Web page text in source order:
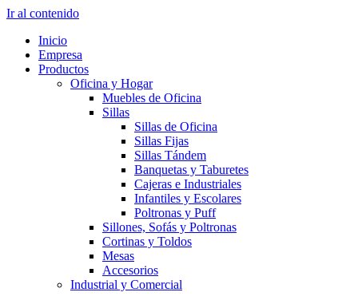
Ir al contenido
Inicio
Empresa
Productos
Oficina y Hogar
Muebles de Oficina
Sillas
Sillas de Oficina
Sillas Fijas
Sillas Tándem
Banquetas y Taburetes
Cajeras e Industriales
Infantiles y Escolares
Poltronas y Puff
Sillones, Sofás y Poltronas
Cortinas y Toldos
Mesas
Accesorios
Industrial y Comercial